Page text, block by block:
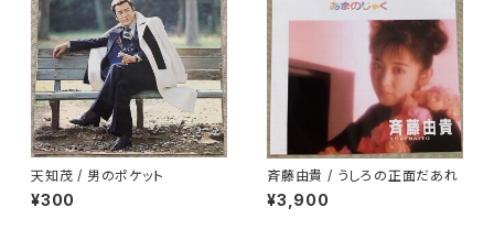
天知茂 / 男のポケット
¥300
斉藤由貴 / うしろの正面だあれ
¥3,900